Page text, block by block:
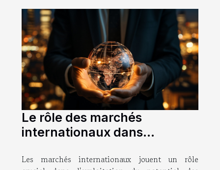
Le rôle des marchés
internationaux dans
l'entreprise
Les marchés internationaux jouent un rôle